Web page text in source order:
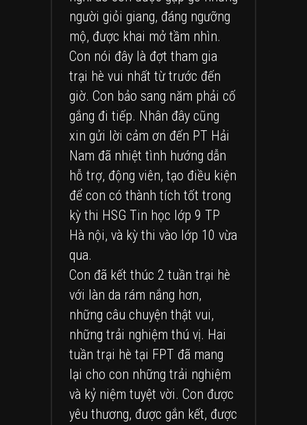
người giỏi giang, đáng ngưỡng
mộ, được khai mở tầm nhìn.
Con nói đây là đợt tham gia
trại hè vui nhất từ trước đến
giờ. Con bảo sang năm phải cố
gắng đi tiếp. Nhân đây cũng
xin gửi lời cảm ơn đến PT Hải
Nam đã nhiệt tình hướng dẫn
hỗ trợ, động viên, tạo điều kiện
để con có thành tích tốt trong
kỳ thi HSG Tin học lớp 9 TP
Hà nội, và kỳ thi vào lớp 10 vừa
qua.
Con đã kết thúc 2 tuần trại hè
với làn da rám nắng hơn,
những câu chuyện thật vui,
những trải nghiệm thú vị. Hai
tuần trại hè tại FPT đã mang
lại cho con những trải nghiệm
và kỷ niệm tuyệt vời. Con được
yêu thương, được gắn kết, được